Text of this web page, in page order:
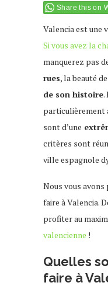
Share this on
Valencia est une
Si vous avez la
manquerez pas
rues, la beauté
de son histoire.
particulièrement
sont d’une
critères sont
ville espagnole
Nous vous
faire à Valencia.
profiter au
valencienne !
Quelles
faire à